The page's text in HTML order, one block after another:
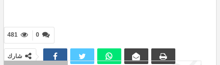
0
481
شارك